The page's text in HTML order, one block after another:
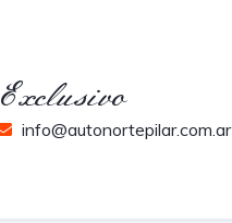
Exclusivo
info@autonortepilar.com.ar